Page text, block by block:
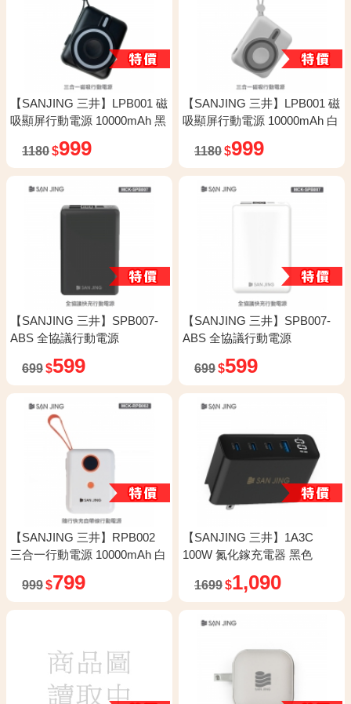
【SANJING 三井】LPB001 磁
吸顯屏行動電源 10000mAh 黑
1180$999
【SANJING 三井】LPB001 磁
吸顯屏行動電源 10000mAh 白
1180$999
【SANJING 三井】SPB007-
ABS 全協議行動電源
699$599
【SANJING 三井】SPB007-
ABS 全協議行動電源
699$599
【SANJING 三井】RPB002
三合一行動電源 10000mAh 白
999$799
【SANJING 三井】1A3C
100W 氮化鎵充電器 黑色
1699$1,090